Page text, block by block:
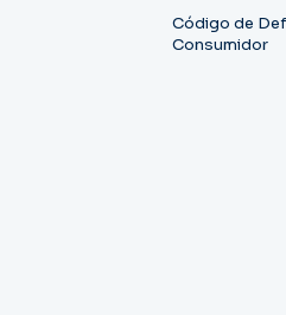
Código de
Consumidor